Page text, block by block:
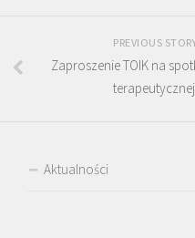
PREVIOUS
Zaproszenie TOIK na
Aktualności